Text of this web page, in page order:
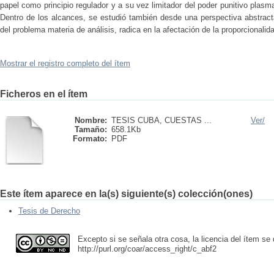
papel como principio regulador y a su vez limitador del poder punitivo
Dentro de los alcances, se estudió también desde una perspectiva
del problema materia de análisis, radica en la afectación de la
Mostrar el registro completo del ítem
Ficheros en el ítem
Nombre: TESIS CUBA, CUESTAS ...
Tamaño: 658.1Kb
Formato:
PDF
Ver/
Este ítem aparece en la(s) siguiente(s) colección(ones)
Tesis de Derecho
Excepto si se señala otra cosa, la licencia del ítem se
http://purl.org/coar/access_right/c_abf2